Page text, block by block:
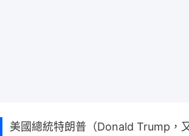
美國總統特朗普（Donald Trump，